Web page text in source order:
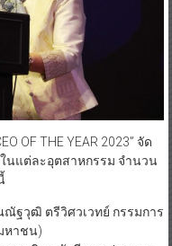
OF THE YEAR 2023” จัด
นแต่ละอุตสาหกรรม จำนวน
ฐวุฒิ ตรีวิศวเวทย์ กรรมการ
หาชน)